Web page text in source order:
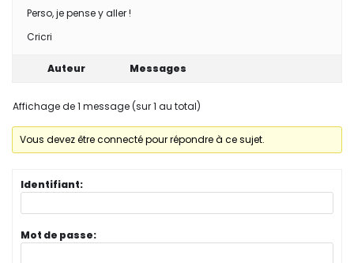
Perso, je pense y aller !
Cricri
Auteur Messages
Affichage de 1 message (sur 1 au total)
Vous devez être connecté pour répondre à ce sujet.
Identifiant:
Mot de passe: